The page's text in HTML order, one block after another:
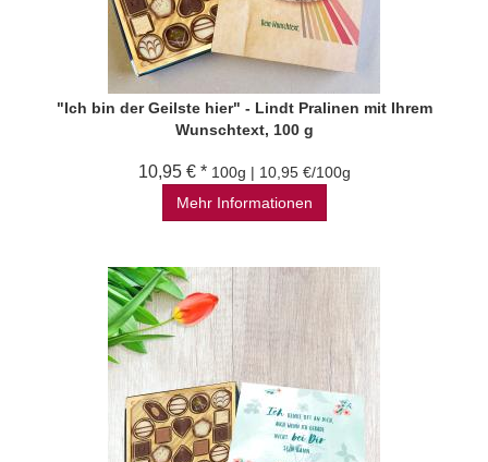
"Ich bin der Geilste hier" - Lindt Pralinen mit Ihrem
Wunschtext, 100 g
10,95 € * 100g | 10,95 €/100g
Mehr Informationen